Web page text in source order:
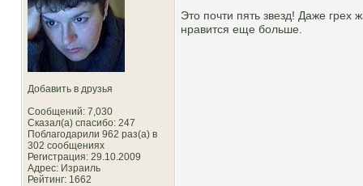
Добавить в друзья
Сообщений: 7,030
Сказал(а) спасибо: 247
Поблагодарили 962 раз(а) в
302 сообщениях
Регистрация: 29.10.2009
Адрес: Израиль
Рейтинг: 1662
Это почти пять звезд! Даже грех
нравится еще больше.